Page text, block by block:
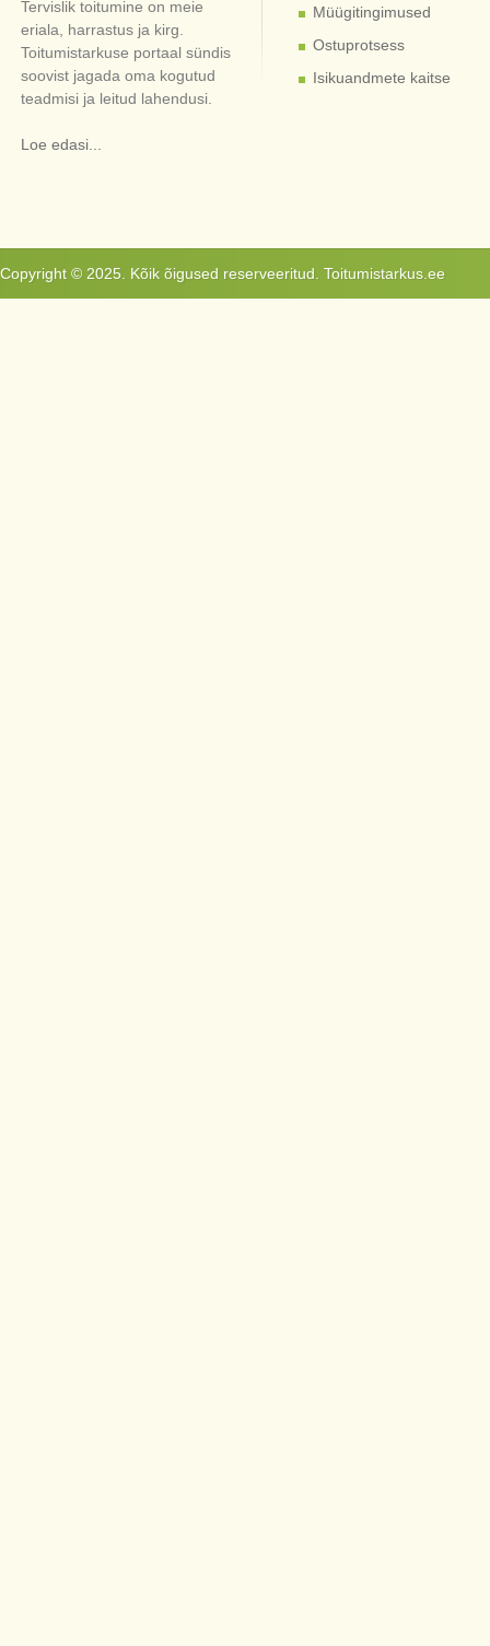
Tervislik toitumine on meie
eriala, harrastus ja kirg.
Toitumistarkuse portaal sündis
soovist jagada oma kogutud
teadmisi ja leitud lahendusi.
Loe edasi...
Müügitingimused
Ostuprotsess
Isikuandmete kaitse
Copyright © 2025. Kõik õigused reserveeritud. Toitumistarkus.ee